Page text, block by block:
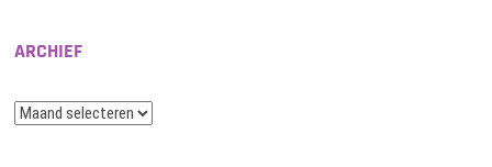
ARCHIEF
Archief